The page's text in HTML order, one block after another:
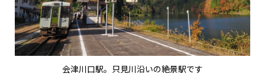
会津川口駅。只見川沿いの絶景駅です